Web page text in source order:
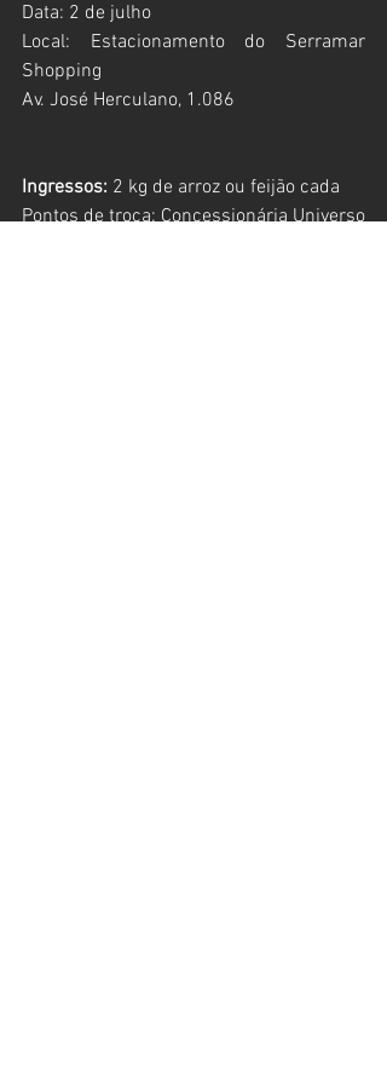
Data: 2 de julho
Local: Estacionamento do Serramar
Shopping
Av. José Herculano, 1.086
Ingressos: 2 kg de arroz ou feijão cada
Pontos de troca: Concessionária Universo